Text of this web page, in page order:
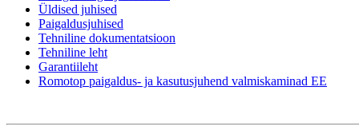
Üldised juhised
Paigaldusjuhised
Tehniline dokumentatsioon
Tehniline leht
Garantiileht
Romotop paigaldus- ja kasutusjuhend valmiskaminad EE